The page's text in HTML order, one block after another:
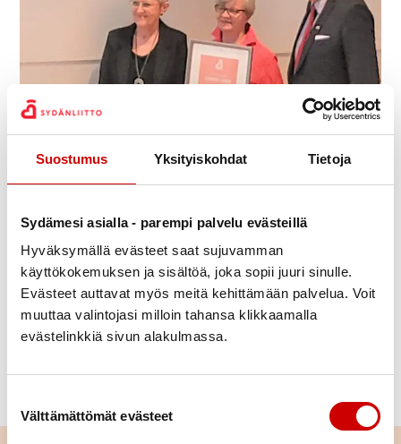
Suostumus Yksityiskohdat Tietoja
Sydämesi asialla - parempi palvelu evästeillä
Hyväksymällä evästeet saat sujuvamman
käyttökokemuksen ja sisältöä, joka sopii juuri sinulle.
Evästeet auttavat myös meitä kehittämään palvelua. Voit
muuttaa valintojasi milloin tahansa klikkaamalla
evästelinkkiä sivun alakulmassa.
Välttämättömät evästeet
Julkaistu 23.5.2022
Jaa Whatsapp
Jaa Facebook
Jaa TwitterJaa Linkedin
Jaa EmailJaa Print
Liikkuva juhla -konsepti toi Luumäen
Sydänyhdistykselle Liekki-palkinnon !
Palkinnon luovutti Sydänliiton puheenjohtaja Panu
Routila 23.5.2022 Sydänliiton kevätkokouksen
yhteydessä Luumäen Sydänyhdistys ry:n